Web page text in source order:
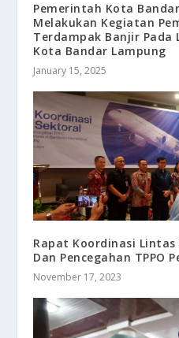
Pemerintah Kota
Melakukan Kegiatan
Terdampak Banjir Pada
Kota Bandar Lampung
January 15, 2025
Rapat Koordinasi
Dan Pencegahan TPPO
November 17, 2023